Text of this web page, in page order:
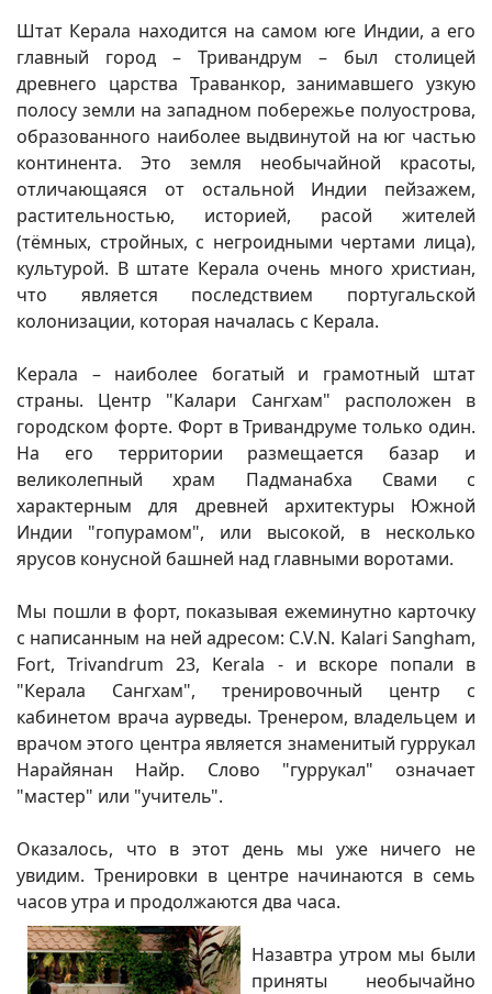
Штат Керала находится на самом юге Индии, а его
главный город – Тривандрум – был столицей
древнего царства Траванкор, занимавшего узкую
полосу земли на западном побережье полуострова,
образованного наиболее выдвинутой на юг частью
континента. Это земля необычайной красоты,
отличающаяся от остальной Индии пейзажем,
растительностью, историей, расой жителей
(тёмных, стройных, с негроидными чертами лица),
культурой. В штате Керала очень много христиан,
что является последствием португальской
колонизации, которая началась с Керала.
Керала – наиболее богатый и грамотный штат
страны. Центр "Калари Сангхам" расположен в
городском форте. Форт в Тривандруме только один.
На его территории размещается базар и
великолепный храм Падманабха Свами с
характерным для древней архитектуры Южной
Индии "гопурамом", или высокой, в несколько
ярусов конусной башней над главными воротами.
Мы пошли в форт, показывая ежеминутно карточку
с написанным на ней адресом: C.V.N. Kalari Sangham,
Fort, Trivandrum 23, Kerala - и вскоре попали в
"Керала Сангхам", тренировочный центр с
кабинетом врача аурведы. Тренером, владельцем и
врачом этого центра является знаменитый гуррукал
Нарайянан Найр. Слово "гуррукал" означает
"мастер" или "учитель".
Оказалось, что в этот день мы уже ничего не
увидим. Тренировки в центре начинаются в семь
часов утра и продолжаются два часа.
Назавтра утром мы были
приняты необычайно